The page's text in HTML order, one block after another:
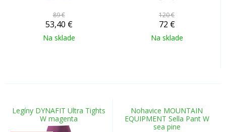
89 €
53,40 €
Na sklade
120 €
72 €
Na sklade
Legíny DYNAFIT Ultra Tights
W magenta
Nohavice MOUNTAIN
EQUIPMENT Sella Pant W
sea pine